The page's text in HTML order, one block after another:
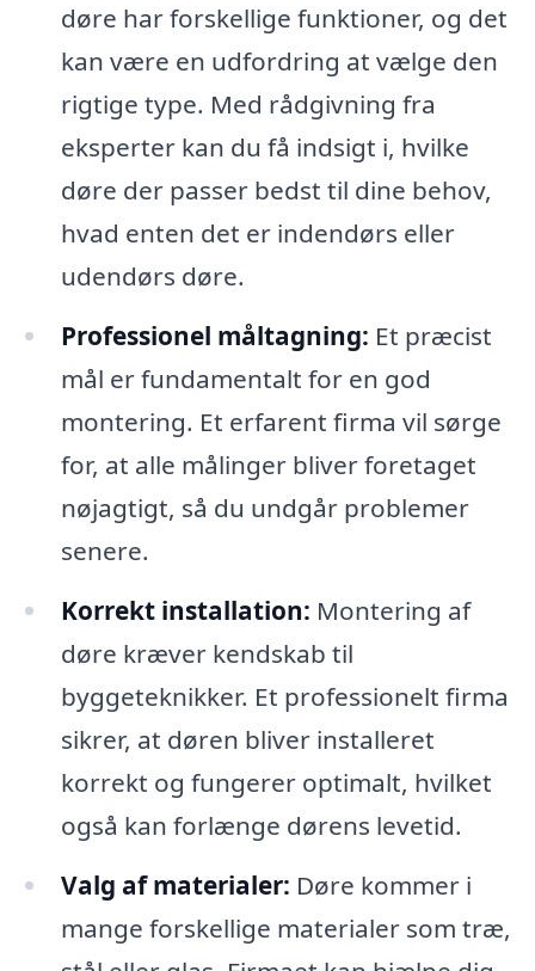
døre har forskellige funktioner, og det
kan være en udfordring at vælge den
rigtige type. Med rådgivning fra
eksperter kan du få indsigt i, hvilke
døre der passer bedst til dine behov,
hvad enten det er indendørs eller
udendørs døre.
Professionel måltagning: Et præcist
mål er fundamentalt for en god
montering. Et erfarent firma vil sørge
for, at alle målinger bliver foretaget
nøjagtigt, så du undgår problemer
senere.
Korrekt installation: Montering af
døre kræver kendskab til
byggeteknikker. Et professionelt firma
sikrer, at døren bliver installeret
korrekt og fungerer optimalt, hvilket
også kan forlænge dørens levetid.
Valg af materialer: Døre kommer i
mange forskellige materialer som træ,